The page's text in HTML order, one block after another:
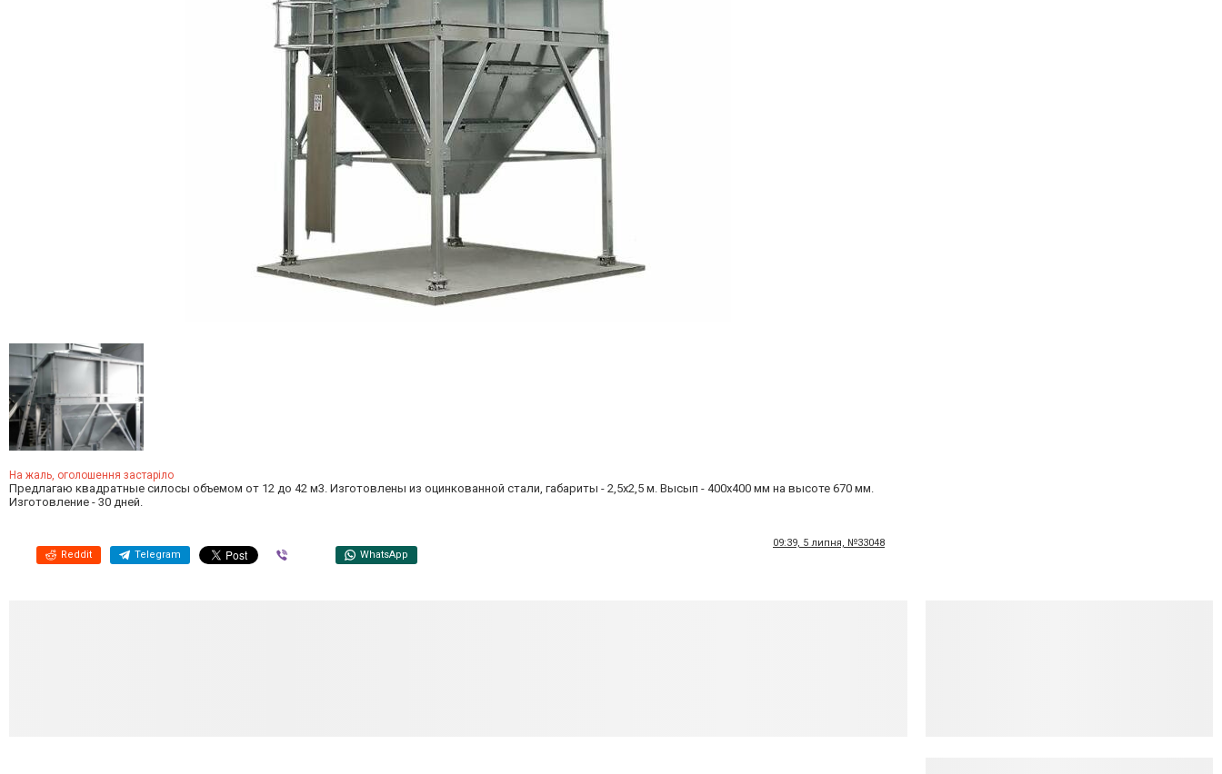
На жаль, оголошення застаріло
Предлагаю квадратные силосы объемом от 12 до 42 м3. Изготовлены из оцинкованной стали, габариты - 2,5х2,5 м. Высып - 400х400 мм на высоте 670 мм.
Изготовление - 30 дней.
Reddit Telegram WhatsApp
09:39, 5 липня, №33048